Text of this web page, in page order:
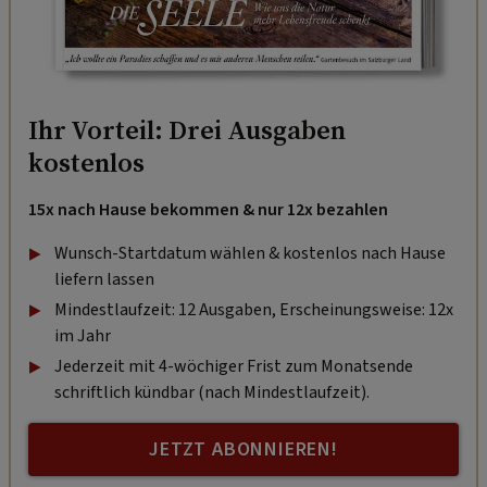
Ihr Vorteil: Drei Ausgaben
kostenlos
15x nach Hause bekommen & nur 12x bezahlen
Wunsch-Startdatum wählen & kostenlos nach Hause
liefern lassen
Mindestlaufzeit: 12 Ausgaben, Erscheinungsweise: 12x
im Jahr
Jederzeit mit 4-wöchiger Frist zum Monatsende
schriftlich kündbar (nach Mindestlaufzeit).
JETZT ABONNIEREN!